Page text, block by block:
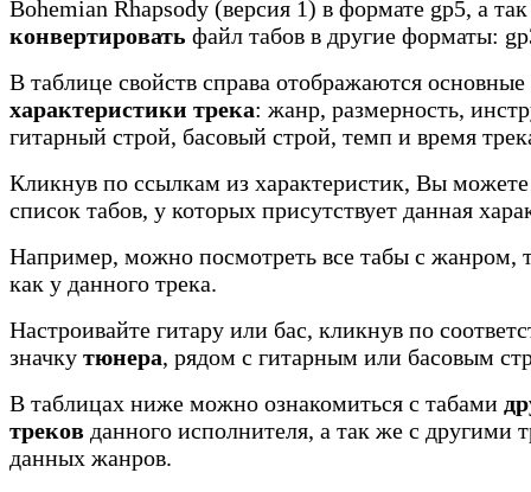
Bohemian Rhapsody (версия 1) в формате gp5, а
конвертировать файл табов в другие форматы:
В таблице свойств справа отображаются основные
характеристики трека: жанр, размерность,
гитарный строй, басовый строй, темп и время
Кликнув по ссылкам из характеристик, Вы
список табов, у которых присутствует данная
Например, можно посмотреть все табы с жанром,
как у данного трека.
Настроивайте гитару или бас, кликнув по
значку тюнера, рядом с гитарным или басовым
В таблицах ниже можно ознакомиться с табами
треков данного исполнителя, а так же с другими
данных жанров.